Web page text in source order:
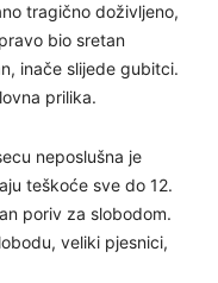
tragično doživljeno,
bio sretan
inače slijede gubitci.
prilika.
neposlušna je
teškoće sve do 12.
poriv za slobodom.
veliki pjesnici,